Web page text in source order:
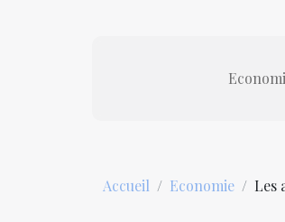
Accueil Economie Les